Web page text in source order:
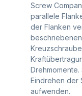
Screw
parallele
der Flanken
Eindrehen der
aufwenden.